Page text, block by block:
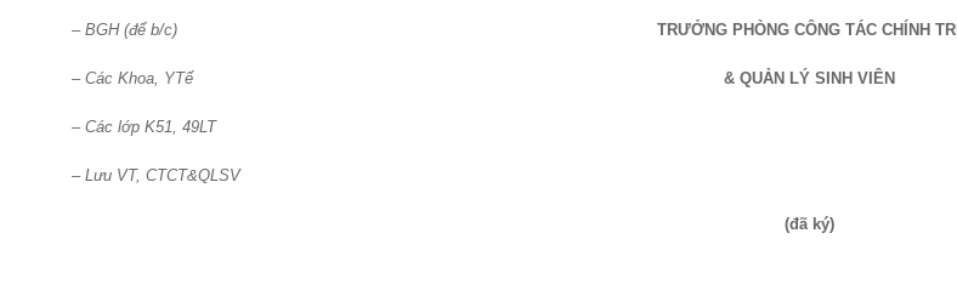
– BGH (để b/c)
– Các Khoa, YTế
– Các lớp K51, 49LT
– Lưu VT, CTCT&QLSV
TRƯỞNG PHÒNG CÔNG TÁC CHÍNH TRỊ
& QUẢN LÝ SINH VIÊN
(đã ký)